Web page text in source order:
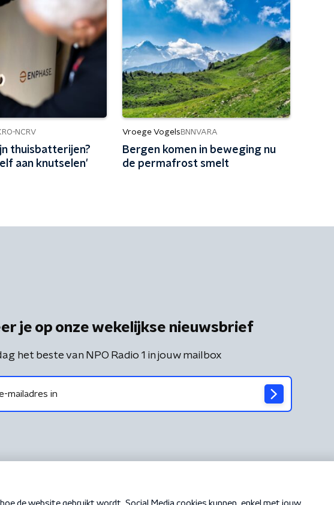
NCRV
thuisbatterijen?
aan knutselen'
Vroege Vogels BNNVARA
Bergen komen in beweging nu
de permafrost smelt
je op onze wekelijkse nieuwsbrief
het beste van NPO Radio 1 in jouw mailbox